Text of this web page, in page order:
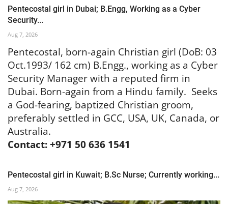
Pentecostal girl in Dubai; B.Engg, Working as a Cyber
Security...
Aug 7, 2026
Pentecostal, born-again Christian girl (DoB: 03
Oct.1993/ 162 cm) B.Engg., working as a Cyber
Security Manager with a reputed firm in
Dubai. Born-again from a Hindu family. Seeks
a God-fearing, baptized Christian groom,
preferably settled in GCC, USA, UK, Canada, or
Australia.
Contact: +971 50 636 1541
Pentecostal girl in Kuwait; B.Sc Nurse; Currently working...
Aug 7, 2026